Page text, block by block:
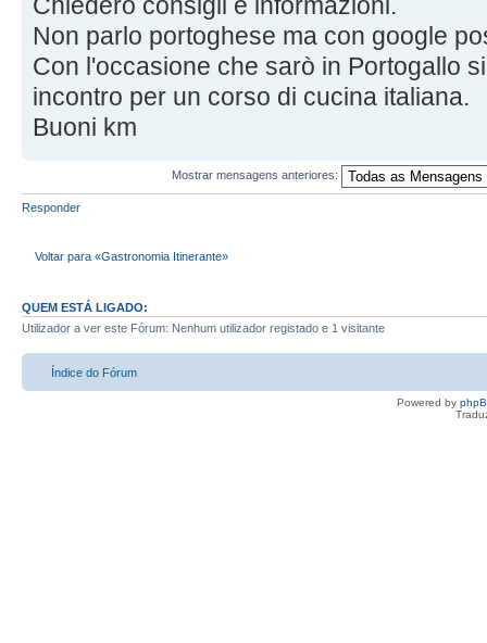
Non parlo portoghese ma con google
Con l'occasione che sarò in Portogallo
incontro per un corso di cucina italiana.
Buoni km
Mostrar mensagens anteriores:
Responder
Voltar para «Gastronomia Itinerante»
QUEM ESTÁ LIGADO:
Utilizador a ver este Fórum: Nenhum utilizador registado e 1 visitante
Índice do Fórum
Powered by